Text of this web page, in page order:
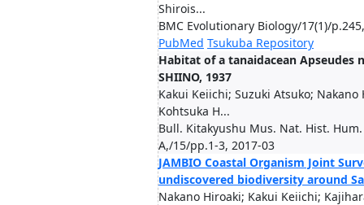
Shirois...
BMC Evolutionary Biology/17(1)/
PubMed Tsukuba Repository
Habitat of a tanaidacean Apseudes
SHIINO, 1937
Kakui Keiichi; Suzuki Atsuko; Nakano
Kohtsuka H...
Bull. Kitakyushu Mus. Nat. Hist. Hum.
A,/15/pp.1-3, 2017-03
JAMBIO Coastal Organism Joint
undiscovered biodiversity around
Nakano Hiroaki; Kakui Keiichi;